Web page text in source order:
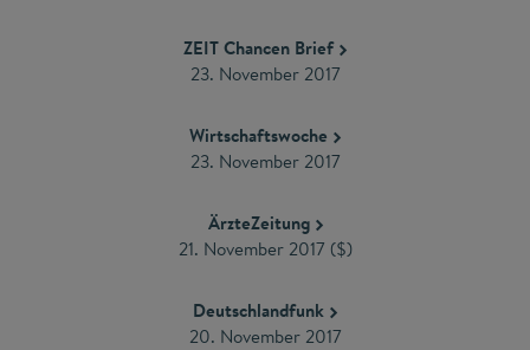
ZEIT Chancen Brief
23. November 2017
Wirtschaftswoche
23. November 2017
ÄrzteZeitung
21. November 2017 ($)
Deutschlandfunk
20. November 2017